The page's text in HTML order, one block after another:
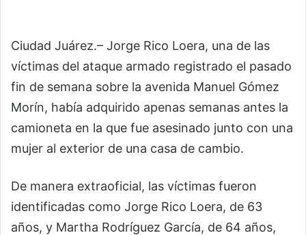
Ciudad Juárez.– Jorge Rico Loera, una de las
víctimas del ataque armado registrado el pasado
fin de semana sobre la avenida Manuel Gómez
Morín, había adquirido apenas semanas antes la
camioneta en la que fue asesinado junto con una
mujer al exterior de una casa de cambio.
De manera extraoficial, las víctimas fueron
identificadas como Jorge Rico Loera, de 63
años, y Martha Rodríguez García, de 64 años,